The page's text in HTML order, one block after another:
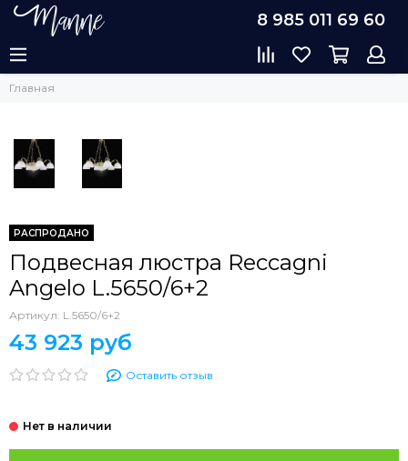
8 985 011 69 60
Главная
РАСПРОДАНО
Подвесная люстра Reccagni
Angelo L.5650/6+2
Артикул: L.5650/6+2
43 923 руб
Оставить отзыв